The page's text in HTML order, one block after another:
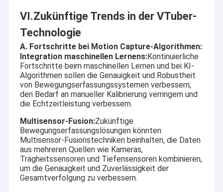
VI.Zukünftige Trends in der VTuber-
Technologie
A. Fortschritte bei Motion Capture-Algorithmen:
Integration maschinellen Lernens:Kontinuierliche
Fortschritte beim maschinellen Lernen und bei KI-
Algorithmen sollen die Genauigkeit und Robustheit
von Bewegungserfassungssystemen verbessern,
den Bedarf an manueller Kalibrierung verringern und
die Echtzeitleistung verbessern.
Multisensor-Fusion:Zukünftige
Bewegungserfassungslösungen könnten
Multisensor-Fusionstechniken beinhalten, die Daten
aus mehreren Quellen wie Kameras,
Trägheitssensoren und Tiefensensoren kombinieren,
um die Genauigkeit und Zuverlässigkeit der
Gesamtverfolgung zu verbessern.